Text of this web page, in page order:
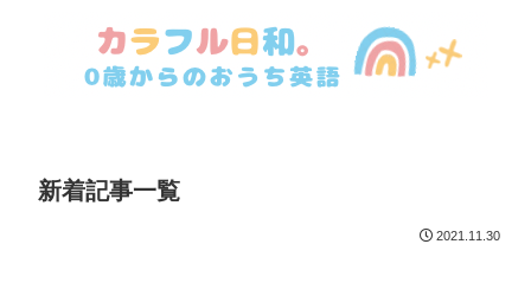
新着記事一覧
2021.11.30